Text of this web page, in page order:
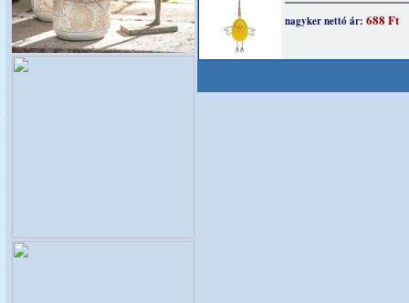
nagyker nettó ár: 688 Ft